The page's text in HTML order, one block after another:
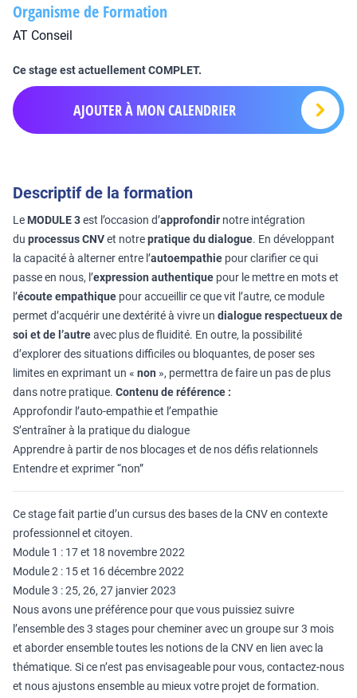
Organisme de Formation
AT Conseil
Ce stage est actuellement COMPLET.
AJOUTER À MON CALENDRIER
Descriptif de la formation
Le MODULE 3est l’occasion d’approfondir notre intégration
du processus CNVet notrepratique du dialogue. En développant
la capacité à alterner entre l’autoempathie pour clarifier ce qui
passe en nous, l’expression authentique pour le mettre en mots et
l’écoute empathique pour accueillir ce que vit l’autre, ce module
permet d’acquérir une dextérité à vivre un dialogue respectueux de
soi et de l’autreavec plus de fluidité. En outre, la possibilité
d’explorer des situations difficiles ou bloquantes, de poser ses
limites en exprimant un « non », permettra de faire un pas de plus
dans notre pratique. Contenu de référence :
Approfondir l’auto-empathie et l’empathie
S’entraîner à la pratique du dialogue
Apprendre à partir de nos blocages et de nos défis relationnels
Entendre et exprimer “non”
Ce stage fait partie d’un cursus des bases de la CNV en contexte
professionnel et citoyen.
Module 1 : 17 et 18 novembre 2022
Module 2 : 15 et 16 décembre 2022
Module 3 : 25, 26, 27 janvier 2023
Nous avons une préférence pour que vous puissiez suivre
l’ensemble des 3 stages pour cheminer avec un groupe sur 3 mois
et aborder ensemble toutes les notions de la CNV en lien avec la
thématique. Si ce n’est pas envisageable pour vous, contactez-nous
et nous ajustons ensemble au mieux votre projet de formation.